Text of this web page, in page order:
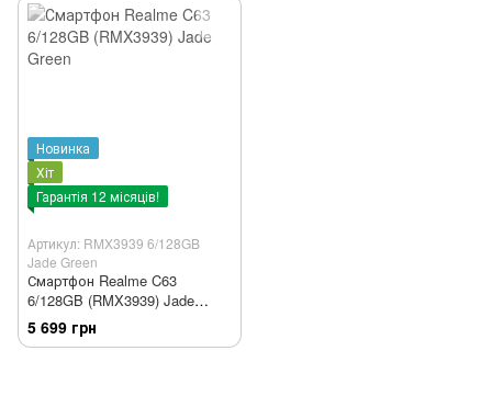
Новинка
Хіт
Гарантія 12 місяців!
Артикул: RMX3939 6/128GB
Jade Green
Смартфон Realme C63
6/128GB (RMX3939) Jade
Green
5 699 грн